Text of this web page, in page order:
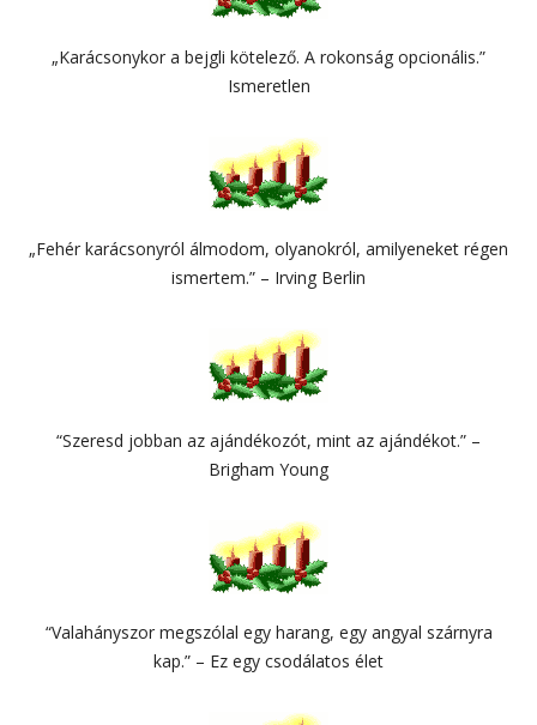
„Karácsonykor a bejgli kötelező. A rokonság opcionális.”
Ismeretlen
„Fehér karácsonyról álmodom, olyanokról, amilyeneket régen
ismertem.” – Irving Berlin
“Szeresd jobban az ajándékozót, mint az ajándékot.” –
Brigham Young
“Valahányszor megszólal egy harang, egy angyal szárnyra
kap.” – Ez egy csodálatos élet